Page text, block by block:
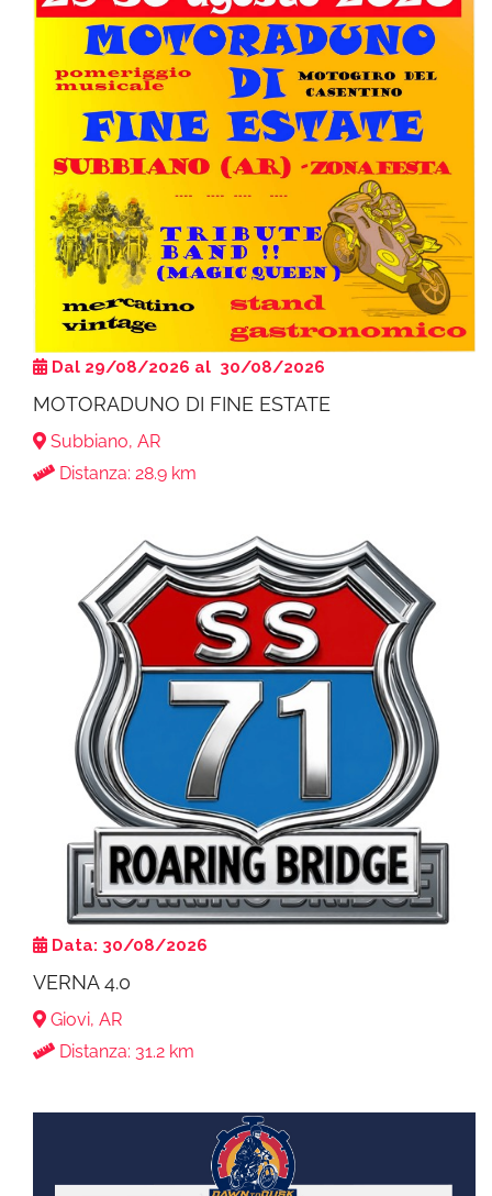
Dal 29/08/2026 al 30/08/2026
MOTORADUNO DI FINE ESTATE
Subbiano, AR
Distanza: 28.9 km
Data: 30/08/2026
VERNA 4.0
Giovi, AR
Distanza: 31.2 km